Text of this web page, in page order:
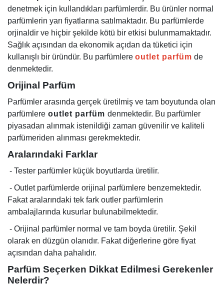
denetmek için kullandıkları parfümlerdir. Bu ürünler normal
parfümlerin yarı fiyatlarına satılmaktadır. Bu parfümlerde
orjinaldir ve hiçbir şekilde kötü bir etkisi bulunmamaktadır.
Sağlık açısından da ekonomik açıdan da tüketici için
kullanışlı bir üründür. Bu parfümlere outlet parfüm de
denmektedir.
Orijinal Parfüm
Parfümler arasında gerçek üretilmiş ve tam boyutunda olan
parfümlere outlet parfüm denmektedir. Bu parfümler
piyasadan alınmak istenildiği zaman güvenilir ve kaliteli
parfümeriden alınması gerekmektedir.
Aralarındaki Farklar
- Tester parfümler küçük boyutlarda üretilir.
- Outlet parfümlerde orijinal parfümlere benzemektedir.
Fakat aralarındaki tek fark outler parfümlerin
ambalajlarında kusurlar bulunabilmektedir.
- Orijinal parfümler normal ve tam boyda üretilir. Şekil
olarak en düzgün olanıdır. Fakat diğerlerine göre fiyat
açısından daha pahalıdır.
Parfüm Seçerken Dikkat Edilmesi Gerekenler
Nelerdir?